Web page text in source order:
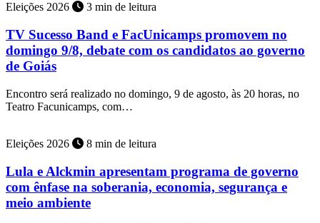
Eleições 2026 3 min de leitura
TV Sucesso Band e FacUnicamps promovem no
domingo 9/8, debate com os candidatos ao governo
de Goiás
Encontro será realizado no domingo, 9 de agosto, às 20 horas, no
Teatro Facunicamps, com…
Eleições 2026 8 min de leitura
Lula e Alckmin apresentam programa de governo
com ênfase na soberania, economia, segurança e
meio ambiente